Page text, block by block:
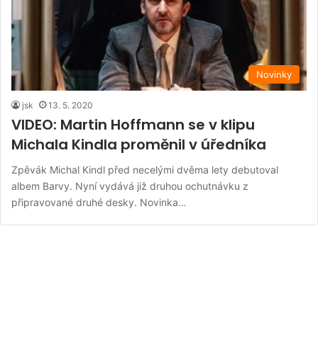
Novinky
jsk 13. 5. 2020
VIDEO: Martin Hoffmann se v klipu
Michala Kindla proměnil v úředníka
Zpěvák Michal Kindl před necelými dvěma lety debutoval
albem Barvy. Nyní vydává již druhou ochutnávku z
připravované druhé desky. Novinka…